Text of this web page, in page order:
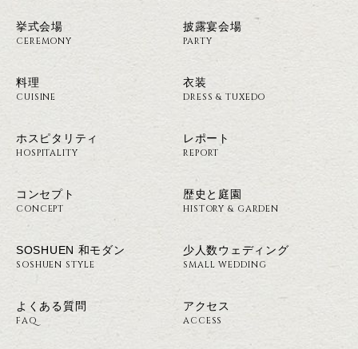
挙式会場
CEREMONY
披露宴会場
PARTY
料理
CUISINE
衣装
DRESS & TUXEDO
ホスピタリティ
HOSPITALITY
レポート
REPORT
コンセプト
CONCEPT
歴史と庭園
HISTORY & GARDEN
SOSHUEN 和モダン
SOSHUEN STYLE
少人数ウェディング
SMALL WEDDING
よくある質問
FAQ
アクセス
ACCESS